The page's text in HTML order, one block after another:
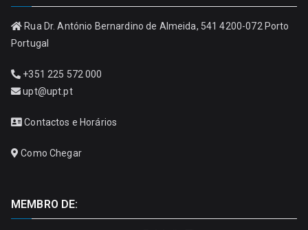
Rua Dr. António Bernardino de Almeida, 541 4200-072 Porto
Portugal
+351 225 572 000
upt@upt.pt
Contactos e Horários
Como Chegar
MEMBRO DE: